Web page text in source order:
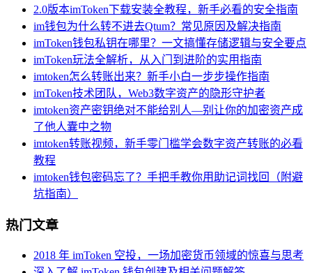
2.0版本imToken下载安装全教程，新手必看的安全指南
im钱包为什么转不进去Qtum？常见原因及解决指南
imToken钱包私钥在哪里？一文搞懂存储逻辑与安全要点
imToken玩法全解析，从入门到进阶的实用指南
imtoken怎么转账出来？新手小白一步步操作指南
imToken技术团队，Web3数字资产的隐形守护者
imtoken资产密钥绝对不能给别人—别让你的加密资产成
了他人囊中之物
imtoken转账视频，新手零门槛学会数字资产转账的必看
教程
imtoken钱包密码忘了？手把手教你用助记词找回（附避
坑指南）
热门文章
2018 年 imToken 空投，一场加密货币领域的惊喜与思考